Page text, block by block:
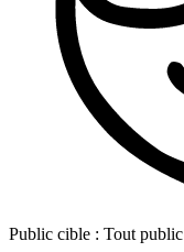
Public cible : Tout public